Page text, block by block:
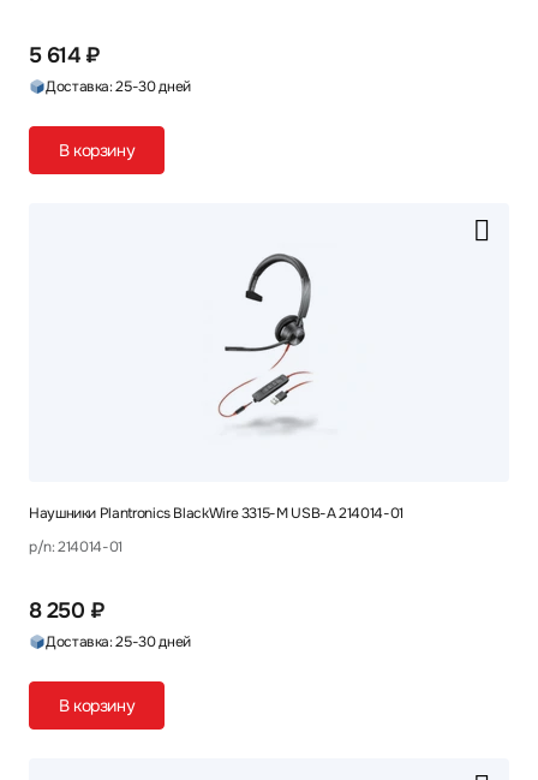
5 614 ₽
Доставка: 25-30 дней
В корзину
Наушники Plantronics BlackWire 3315-M USB-A 214014-01
p/n: 214014-01
8 250 ₽
Доставка: 25-30 дней
В корзину